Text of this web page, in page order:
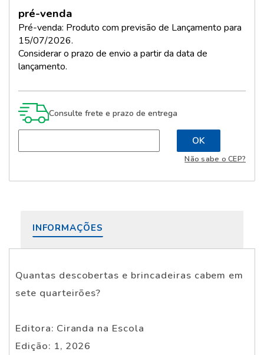
pré-venda
Pré-venda: Produto com previsão de Lançamento para
15/07/2026.
Considerar o prazo de envio a partir da data de
lançamento.
Consulte frete e prazo de entrega
Não sabe o CEP?
INFORMAÇÕES
Quantas descobertas e brincadeiras cabem em
sete quarteirões?
Editora: Ciranda na Escola
Edição: 1, 2026